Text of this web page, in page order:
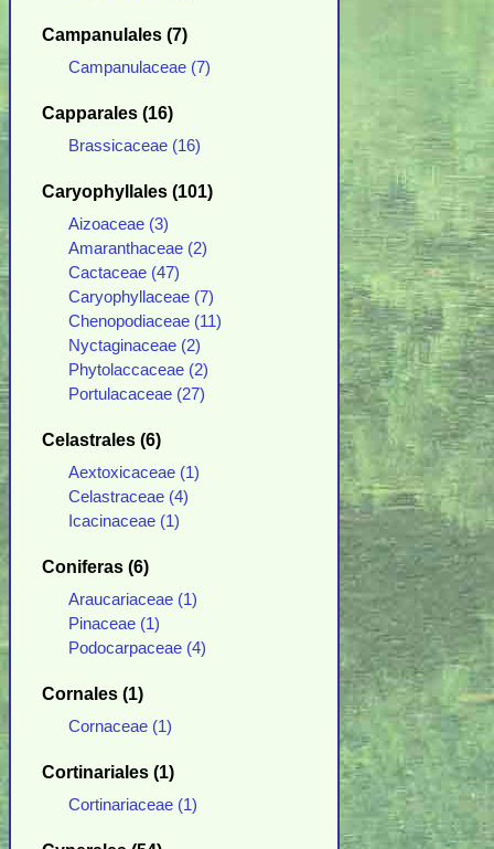
Campanulales (7)
Campanulaceae (7)
Capparales (16)
Brassicaceae (16)
Caryophyllales (101)
Aizoaceae (3)
Amaranthaceae (2)
Cactaceae (47)
Caryophyllaceae (7)
Chenopodiaceae (11)
Nyctaginaceae (2)
Phytolaccaceae (2)
Portulacaceae (27)
Celastrales (6)
Aextoxicaceae (1)
Celastraceae (4)
Icacinaceae (1)
Coniferas (6)
Araucariaceae (1)
Pinaceae (1)
Podocarpaceae (4)
Cornales (1)
Cornaceae (1)
Cortinariales (1)
Cortinariaceae (1)